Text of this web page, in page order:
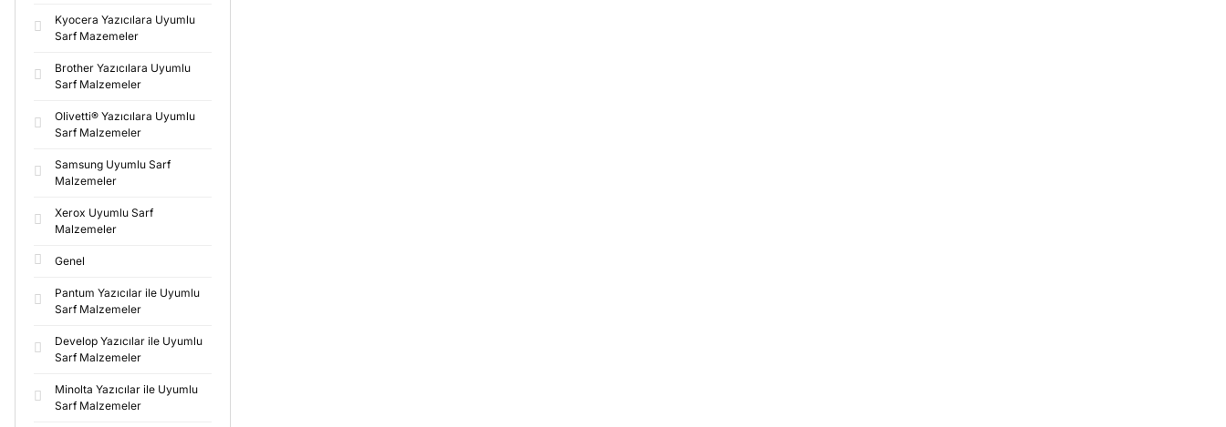
Kyocera Yazıcılara Uyumlu
Sarf Mazemeler
Brother Yazıcılara Uyumlu
Sarf Malzemeler
Olivetti® Yazıcılara Uyumlu
Sarf Malzemeler
Samsung Uyumlu Sarf
Malzemeler
Xerox Uyumlu Sarf
Malzemeler
Genel
Pantum Yazıcılar ile Uyumlu
Sarf Malzemeler
Develop Yazıcılar ile Uyumlu
Sarf Malzemeler
Minolta Yazıcılar ile Uyumlu
Sarf Malzemeler